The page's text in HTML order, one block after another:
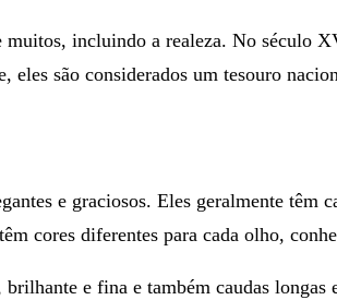
muitos, incluindo a realeza. No século
são considerados um tesouro
e graciosos. Eles geralmente têm
cores diferentes para cada olho,
e fina e também caudas